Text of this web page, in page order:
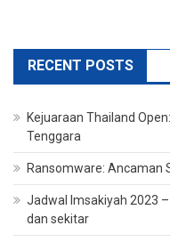
RECENT POSTS
Kejuaraan Thailand
Tenggara
Ransomware: Ancaman
Jadwal Imsakiyah 2023
dan sekitar